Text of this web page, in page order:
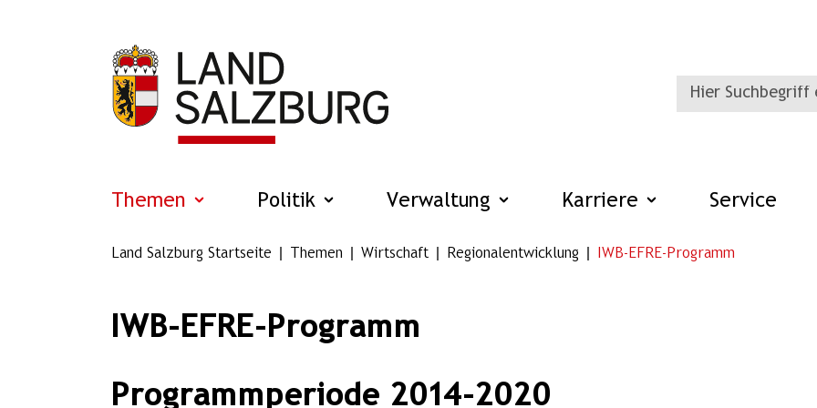
Themen Politik Verwaltung Karriere Service
Land Salzburg Startseite Themen Wirtschaft Regionalentwicklung IWB-EFRE-Programm
IWB-EFRE-Programm
Programmperiode 2014-2020